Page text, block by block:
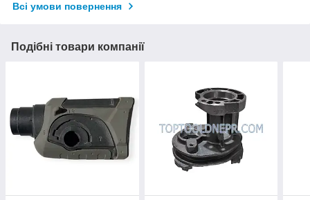
Всі умови повернення
Подібні товари компанії